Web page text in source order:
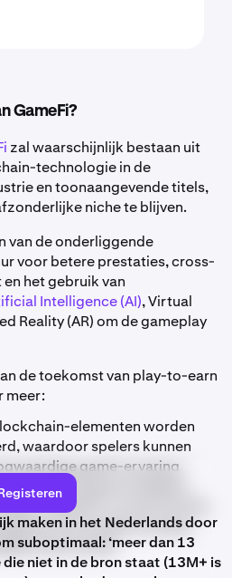
GameFi?
zal waarschijnlijk bestaan uit
technologie in de
en toonaangevende titels,
niche te blijven.
van de onderliggende
voor betere prestaties, cross-
het gebruik van
Intelligence (AI), Virtual
Reality (AR) om de gameplay
de toekomst van play-to-earn
meer:
elementen worden
waardoor spelers kunnen
game-ervaring
ervaring hoeven te hebben.
zoals NFT's is een functie,
met minder ervaring
niet worden
maken in het Nederlands door
suboptimaal: ‘meer dan 13
niet in de bron staat (13M+ is